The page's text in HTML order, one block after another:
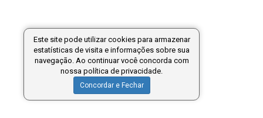
Este site pode utilizar cookies para armazenar
estatísticas de visita e informações sobre sua
navegação. Ao continuar você concorda com
nossa política de privacidade.
Concordar e Fechar